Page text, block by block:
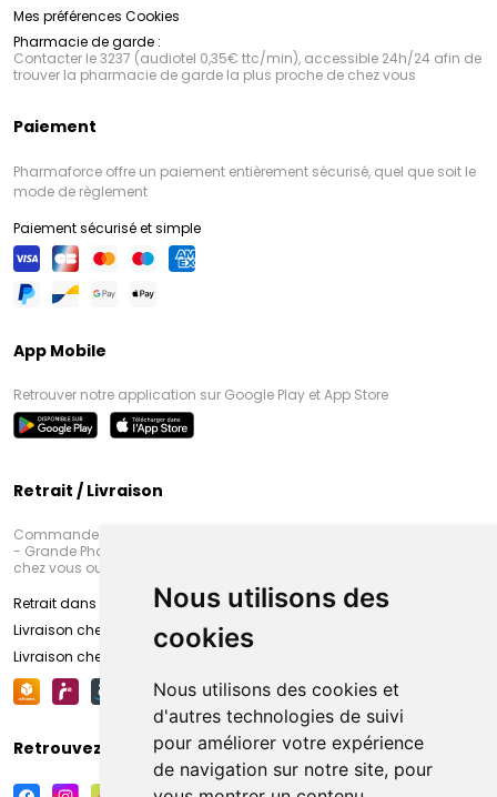
Nous utilisons des
cookies
Nous utilisons des cookies et
d'autres technologies de suivi
pour améliorer votre expérience
de navigation sur notre site, pour
Mes préférences Cookies
Pharmacie de garde :
Contacter le 3237 (audiotel 0,35€ ttc/min), accessible 24h/24 afin de
trouver la pharmacie de garde la plus proche de chez vous
Paiement
Pharmaforce offre un paiement entièrement sécurisé, quel que soit le
mode de règlement
Paiement sécurisé et simple
App Mobile
Retrouver notre application sur Google Play et App Store
Retrait / Livraison
Commandez en ligne et venez chercher votre commande à Amiens
- Grande Pharmacie d’Amiens (Fachon) ou recevez-là rapidement
chez vous ou en point retrait
Retrait dans la pharmacie d’Amiens
Livraison chez vous
Livraison chez votre commerçant
Retrouvez-nous sur vos réseaux sociaux